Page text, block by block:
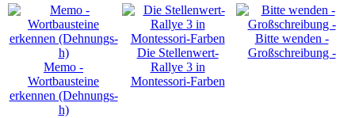
Memo -
Wortbausteine
erkennen (Dehnungs-
h)
Die Stellenwert-
Rallye 3 in
Montessori-Farben
Bitte wenden -
Großschreibung -